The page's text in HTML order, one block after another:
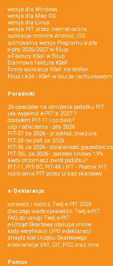
wersja dla Windows
wersja dla Mac OS
wersja dla Linux
wersja PIT przez internet online
aplikacje mobilne Android, iOS
archiwalna wersja Programu e-pity
e-pity 2026/2027 w fillup
e‑Faktury KSeF w fillup
Darmowa faktura KSeF
firmly aplikacja KSeF na telefon
fillup | k24 - KSeF w biurze rachunkowym
Poradniki
26 sposobów na obniżenie podatku PIT
jak wypełnić e-PIT'a 2027 ?
dostałem PIT-11 i co dalej?
ulgi i odliczenia - pity 2026
PIT-37 za 2026 - przykład, broszura
PIT-28 ryczałt za 2026
PIT-36 za 2026 - działalność gospodarcza
PIT-36L za 2026 - podatek liniowy 19%
kiedy otrzymasz zwrot podatku?
PIT-11, PIT-8C, PIT-4R i IFT - Płatnik PIT
rozliczenie PIT przez urząd skarbowy
e-Deklaracje
sprawdź i rozlicz Twój e PIT 2026
dlaczego warto sprawdzić Twój e-PIT
FAQ do usługi Twój e-PIT
e-Urząd Skarbowy obsługa online
kody weryfikacji UPO e-deklaracji
znajdź kod Urzędu Skarbowego
e-deklaracje VAT, CIT, PCC oraz inne
Pomoc